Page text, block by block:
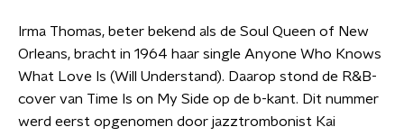
Irma Thomas, beter bekend als de Soul Queen of New
Orleans, bracht in 1964 haar single Anyone Who Knows
What Love Is (Will Understand). Daarop stond de R&B-
cover van Time Is on My Side op de b-kant. Dit nummer
werd eerst opgenomen door jazztrombonist Kai